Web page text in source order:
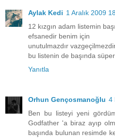
Aylak Kedi 1 Aralık 2009
12 kızgın adam listemin
efsanedir benim için
unutulmazdır
bu listenin de başında
Yanıtla
Orhun Gençosmanoğlu 4
Ben bu listeyi yeni
Godfather 'a biraz ayıp
başında bulunan resimde